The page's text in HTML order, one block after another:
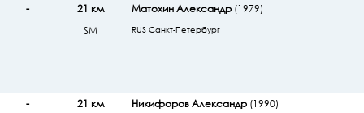
-
21 км
SМ
Матохин Александр(1979)
RUS Санкт-Петербург
-
21 км
Никифоров Александр(1990)